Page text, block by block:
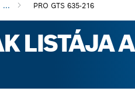
... PRO GTS 635-216
LISTÁJA A